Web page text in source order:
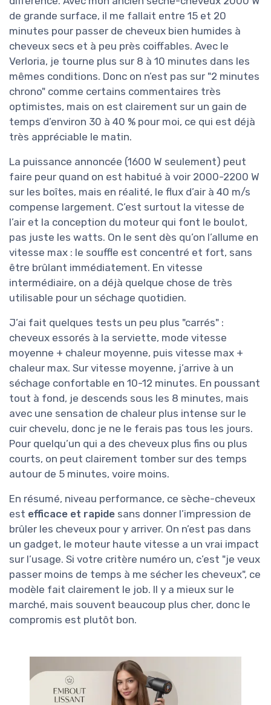
de grande surface, il me fallait entre 15 et 20
minutes pour passer de cheveux bien humides à
cheveux secs et à peu près coiffables. Avec le
Verloria, je tourne plus sur 8 à 10 minutes dans les
mêmes conditions. Donc on n’est pas sur "2 minutes
chrono" comme certains commentaires très
optimistes, mais on est clairement sur un gain de
temps d’environ 30 à 40 % pour moi, ce qui est déjà
très appréciable le matin.
La puissance annoncée (1600 W seulement) peut
faire peur quand on est habitué à voir 2000-2200 W
sur les boîtes, mais en réalité, le flux d’air à 40 m/s
compense largement. C’est surtout la vitesse de
l’air et la conception du moteur qui font le boulot,
pas juste les watts. On le sent dès qu’on l’allume en
vitesse max : le souffle est concentré et fort, sans
être brûlant immédiatement. En vitesse
intermédiaire, on a déjà quelque chose de très
utilisable pour un séchage quotidien.
J’ai fait quelques tests un peu plus "carrés" :
cheveux essorés à la serviette, mode vitesse
moyenne + chaleur moyenne, puis vitesse max +
chaleur max. Sur vitesse moyenne, j’arrive à un
séchage confortable en 10-12 minutes. En poussant
tout à fond, je descends sous les 8 minutes, mais
avec une sensation de chaleur plus intense sur le
cuir chevelu, donc je ne le ferais pas tous les jours.
Pour quelqu’un qui a des cheveux plus fins ou plus
courts, on peut clairement tomber sur des temps
autour de 5 minutes, voire moins.
En résumé, niveau performance, ce sèche-cheveux
est efficace et rapide sans donner l’impression de
brûler les cheveux pour y arriver. On n’est pas dans
un gadget, le moteur haute vitesse a un vrai impact
sur l’usage. Si votre critère numéro un, c’est "je veux
passer moins de temps à me sécher les cheveux", ce
modèle fait clairement le job. Il y a mieux sur le
marché, mais souvent beaucoup plus cher, donc le
compromis est plutôt bon.